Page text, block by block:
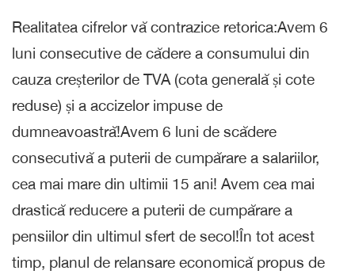
Realitatea cifrelor vă contrazice retorica:Avem 6
luni consecutive de cădere a consumului din
cauza creșterilor de TVA (cota generală și cote
reduse) și a accizelor impuse de
dumneavoastră!Avem 6 luni de scădere
consecutivă a puterii de cumpărare a salariilor,
cea mai mare din ultimii 15 ani! Avem cea mai
drastică reducere a puterii de cumpărare a
pensiilor din ultimul sfert de secol!În tot acest
timp, planul de relansare economică propus de